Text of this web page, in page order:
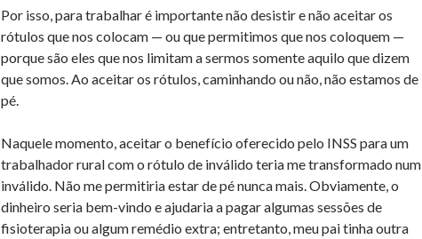
Por isso, para trabalhar é importante não desistir e não aceitar os
rótulos que nos colocam — ou que permitimos que nos coloquem —
porque são eles que nos limitam a sermos somente aquilo que dizem
que somos. Ao aceitar os rótulos, caminhando ou não, não estamos de
pé.
Naquele momento, aceitar o benefício oferecido pelo INSS para um
trabalhador rural com o rótulo de inválido teria me transformado num
inválido. Não me permitiria estar de pé nunca mais. Obviamente, o
dinheiro seria bem-vindo e ajudaria a pagar algumas sessões de
fisioterapia ou algum remédio extra; entretanto, meu pai tinha outra